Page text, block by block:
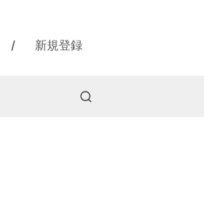
/ 新規登録